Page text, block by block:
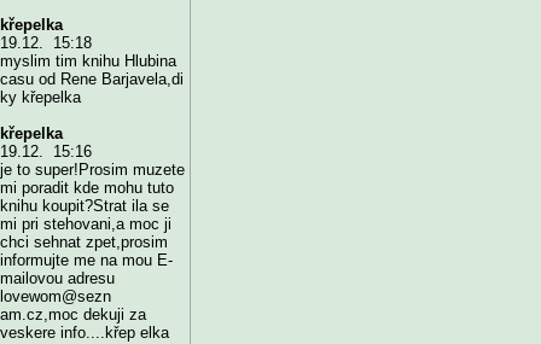
křepelka
19.12. 15:18
myslim tim knihu Hlubina
casu od Rene Barjavela,di
ky křepelka
křepelka
19.12. 15:16
je to super!Prosim muzete
mi poradit kde mohu tuto
knihu koupit?Strat ila se
mi pri stehovani,a moc ji
chci sehnat zpet,prosim
informujte me na mou E-
mailovou adresu
lovewom@sezn
am.cz,moc dekuji za
veskere info....křep elka